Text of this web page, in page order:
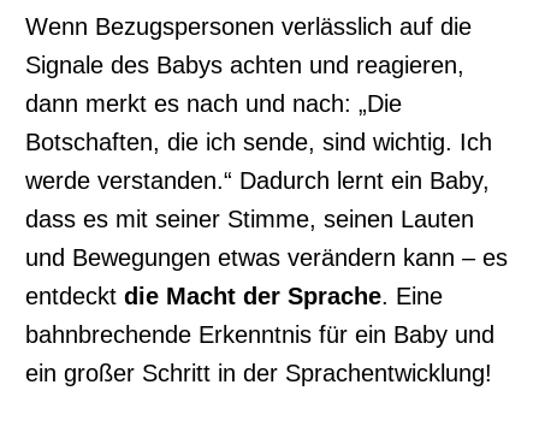
Wenn Bezugspersonen verlässlich auf die
Signale des Babys achten und reagieren,
dann merkt es nach und nach: „Die
Botschaften, die ich sende, sind wichtig. Ich
werde verstanden.“ Dadurch lernt ein Baby,
dass es mit seiner Stimme, seinen Lauten
und Bewegungen etwas verändern kann – es
entdeckt die Macht der Sprache. Eine
bahnbrechende Erkenntnis für ein Baby und
ein großer Schritt in der Sprachentwicklung!